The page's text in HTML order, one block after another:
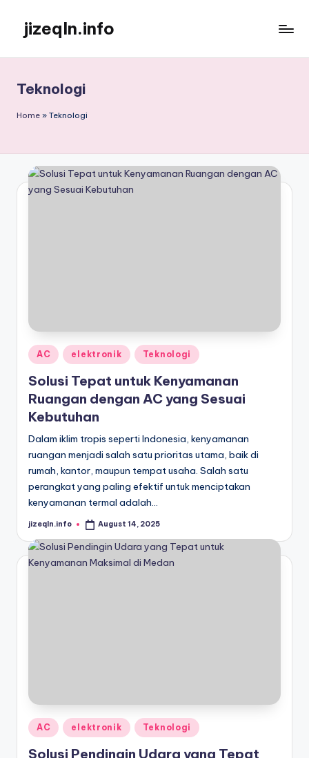
content
jizeqln.info
Untuk
Informasi
Terpercaya
Teknologi
Home » Teknologi
Posted
in
AC elektronik Teknologi
Solusi Tepat untuk Kenyamanan
Ruangan dengan AC yang Sesuai
Kebutuhan
Dalam iklim tropis seperti Indonesia, kenyamanan
ruangan menjadi salah satu prioritas utama, baik di
rumah, kantor, maupun tempat usaha. Salah satu
perangkat yang paling efektif untuk menciptakan
kenyamanan termal adalah…
Posted
jizeqln.info August 14, 2025
Posted
in
AC elektronik Teknologi
Solusi Pendingin Udara yang Tepat